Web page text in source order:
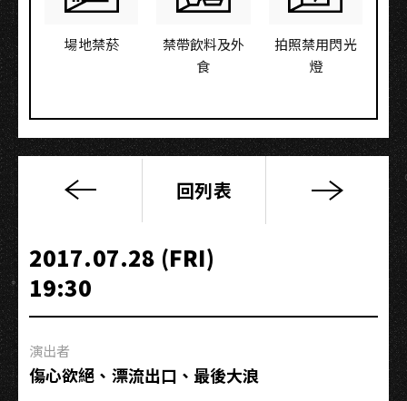
場地禁菸
禁帶飲料及外
食
拍照禁用閃光
燈
【為
麼
像
個
愛
事，
回列表
2017.07.28 (FRI)
19:30
演出者
傷心欲絕、漂流出口、最後大浪